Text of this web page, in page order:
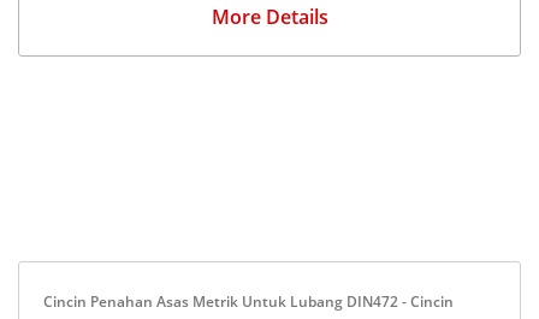
More Details
Cincin Penahan Asas Metrik Untuk Lubang DIN472 - Cincin